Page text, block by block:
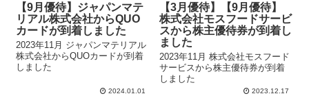
【9月優待】ジャパンマテ
リアル株式会社からQUO
カードが到着しました
2023年11月 ジャパンマテリアル
株式会社からQUOカードが到着
しました
2024.01.01
【3月優待】【9月優待】
株式会社モスフードサービ
スから株主優待券が到着し
ました
2023年11月 株式会社モスフード
サービスから株主優待券が到着
しました
2023.12.17